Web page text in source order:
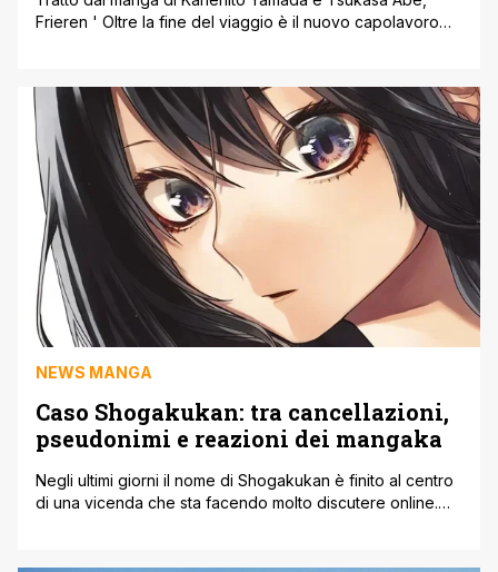
Frieren ' Oltre la fine del viaggio è il nuovo capolavoro
Keiichiro Saito (Bocchi The Rock!) e con le musiche di
Evan Call (Violet Evergarden, Josée, la tigre e i pesci). Il
manga [']
NEWS MANGA
Caso Shogakukan: tra cancellazioni,
pseudonimi e reazioni dei mangaka
Negli ultimi giorni il nome di Shogakukan è finito al centro
di una vicenda che sta facendo molto discutere online.